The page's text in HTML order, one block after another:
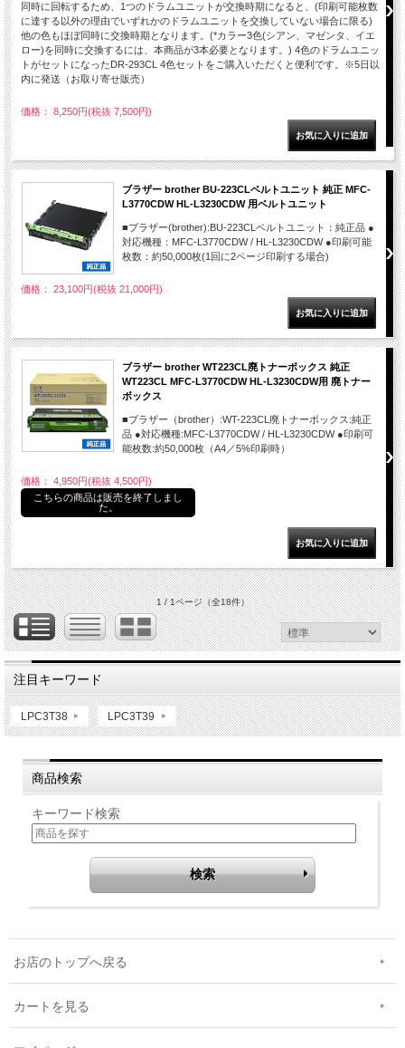
同時に回転するため、1つのドラムユニットが交換時期になると、(印刷可能枚数
に達する以外の理由でいずれかのドラムユニットを交換していない場合に限る)
他の色もほぼ同時に交換時期となります。(*カラー3色(シアン、マゼンタ、イエ
ロー)を同時に交換するには、本商品が3本必要となります。) 4色のドラムユニッ
トがセットになったDR-293CL 4色セットをご購入いただくと便利です。※5日以
内に発送（お取り寄せ販売）
価格： 8,250円(税抜 7,500円)
ブラザー brother BU-223CLベルトユニット 純正 MFC-
L3770CDW HL-L3230CDW 用ベルトユニット
■ブラザー(brother):BU-223CLベルトユニット：純正品 ●
対応機種：MFC-L3770CDW / HL-L3230CDW ●印刷可能
枚数：約50,000枚(1回に2ページ印刷する場合)
価格： 23,100円(税抜 21,000円)
ブラザー brother WT223CL廃トナーボックス 純正
WT223CL MFC-L3770CDW HL-L3230CDW用 廃トナー
ボックス
■ブラザー（brother）:WT-223CL廃トナーボックス:純正
品 ●対応機種:MFC-L3770CDW / HL-L3230CDW ●印刷可
能枚数:約50,000枚（A4／5%印刷時）
価格： 4,950円(税抜 4,500円)
こちらの商品は販売を終了しまし
た。
1 / 1ページ（全18件）
注目キーワード
LPC3T38 LPC3T39
商品検索
キーワード検索
お店のトップへ戻る
カートを見る